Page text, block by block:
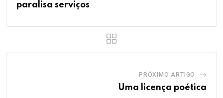
paralisa serviços
PRÓXIMO ARTIGO
Uma licença poética